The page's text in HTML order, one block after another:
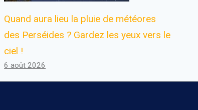
Quand aura lieu la pluie de météores
des Perséides ? Gardez les yeux vers le
ciel !
6 août 2026